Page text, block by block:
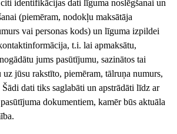
identifikācijas dati līguma noslēgšanai un
(piemēram, nodokļu maksātāja
vai personas kods) un līguma izpildei
t.i. lai apmaksātu,
jums pasūtījumu, sazinātos tai
uz jūsu rakstīto, piemēram, tālruņa numurs,
Šādi dati tiks saglabāti un apstrādāti līdz ar
dokumentiem, kamēr būs aktuāla